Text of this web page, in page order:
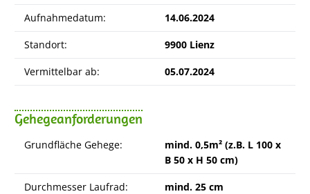
Aufnahmedatum: 14.06.2024
Standort: 9900 Lienz
Vermittelbar ab: 05.07.2024
Gehegeanforderungen
Grundfläche Gehege:
mind. 0,5m² (z.B. L 100 x
B 50 x H 50 cm)
Durchmesser Laufrad: mind. 25 cm